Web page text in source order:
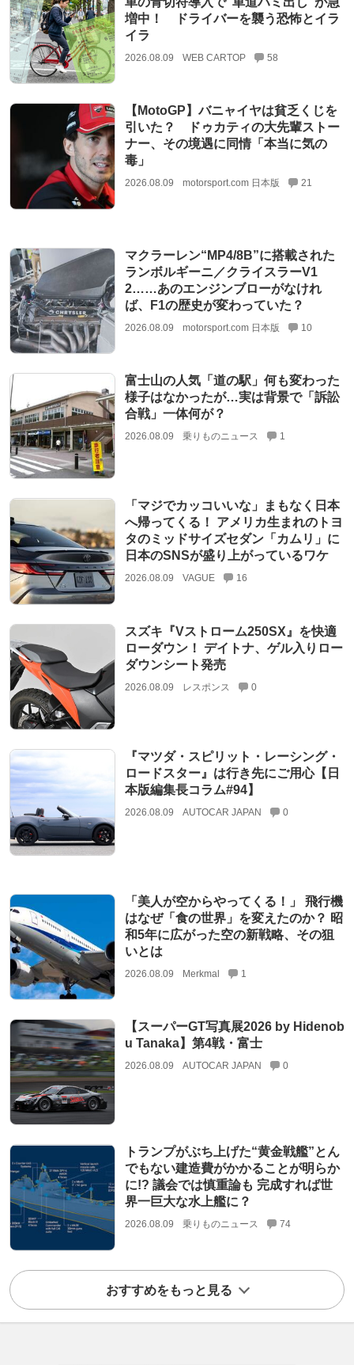
増中！ ドライバーを襲う恐怖とイラ
イラ
2026.08.09 WEB CARTOP 58
【MotoGP】バニャイヤは貧乏くじを
引いた？ ドゥカティの大先輩ストー
ナー、その境遇に同情「本当に気の
毒」
2026.08.09 motorsport.com 日本版 21
マクラーレン“MP4/8B”に搭載された
ランボルギーニ／クライスラーV1
2……あのエンジンブローがなけれ
ば、F1の歴史が変わっていた？
2026.08.09 motorsport.com 日本版 10
富士山の人気「道の駅」何も変わった
様子はなかったが…実は背景で「訴訟
合戦」一体何が？
2026.08.09 乗りものニュース 1
「マジでカッコいいな」まもなく日本
へ帰ってくる！ アメリカ生まれのトヨ
タのミッドサイズセダン「カムリ」に
日本のSNSが盛り上がっているワケ
2026.08.09 VAGUE 16
スズキ『Vストローム250SX』を快適
ローダウン！ デイトナ、ゲル入りロー
ダウンシート発売
2026.08.09 レスポンス 0
『マツダ・スピリット・レーシング・
ロードスター』は行き先にご用心【日
本版編集長コラム#94】
2026.08.09 AUTOCAR JAPAN 0
「美人が空からやってくる！」 飛行機
はなぜ「食の世界」を変えたのか？ 昭
和5年に広がった空の新戦略、その狙
いとは
2026.08.09 Merkmal 1
【スーパーGT写真展2026 by Hidenob
u Tanaka】第4戦・富士
2026.08.09 AUTOCAR JAPAN 0
トランプがぶち上げた“黄金戦艦”とん
でもない建造費がかかることが明らか
に!? 議会では慎重論も 完成すれば世
界一巨大な水上艦に？
2026.08.09 乗りものニュース 74
おすすめをもっと見る